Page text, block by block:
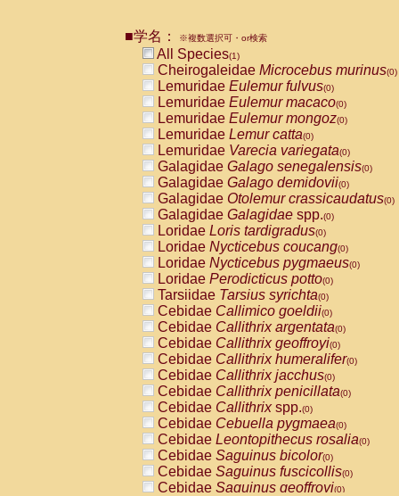
■学名： ※複数選択可・or検索
All Species(1)
Cheirogaleidae Microcebus murinus(0)
Lemuridae Eulemur fulvus(0)
Lemuridae Eulemur macaco(0)
Lemuridae Eulemur mongoz(0)
Lemuridae Lemur catta(0)
Lemuridae Varecia variegata(0)
Galagidae Galago senegalensis(0)
Galagidae Galago demidovii(0)
Galagidae Otolemur crassicaudatus(0)
Galagidae Galagidae spp.(0)
Loridae Loris tardigradus(0)
Loridae Nycticebus coucang(0)
Loridae Nycticebus pygmaeus(0)
Loridae Perodicticus potto(0)
Tarsiidae Tarsius syrichta(0)
Cebidae Callimico goeldii(0)
Cebidae Callithrix argentata(0)
Cebidae Callithrix geoffroyi(0)
Cebidae Callithrix humeralifer(0)
Cebidae Callithrix jacchus(0)
Cebidae Callithrix penicillata(0)
Cebidae Callithrixspp.(0)
Cebidae Cebuella pygmaea(0)
Cebidae Leontopithecus rosalia(0)
Cebidae Saguinus bicolor(0)
Cebidae Saguinus fuscicollis(0)
Cebidae Saguinus geoffroyi(0)